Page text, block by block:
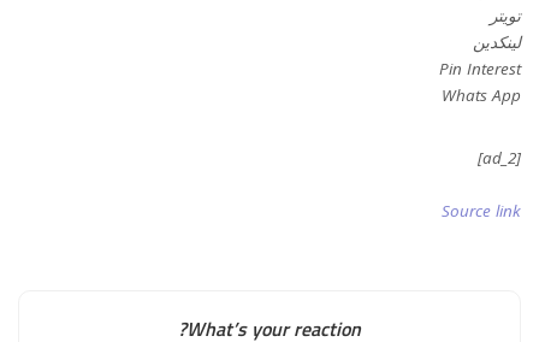
تويتر
لينكدين
Pin Interest
Whats App
[ad_2]
Source link
What’s your reaction?